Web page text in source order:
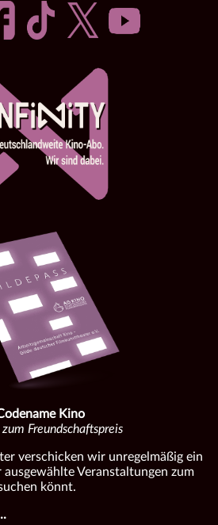
Kino
Freundschaftspreis
verschicken wir unregelmäßig ein
Veranstaltungen zum
könnt.